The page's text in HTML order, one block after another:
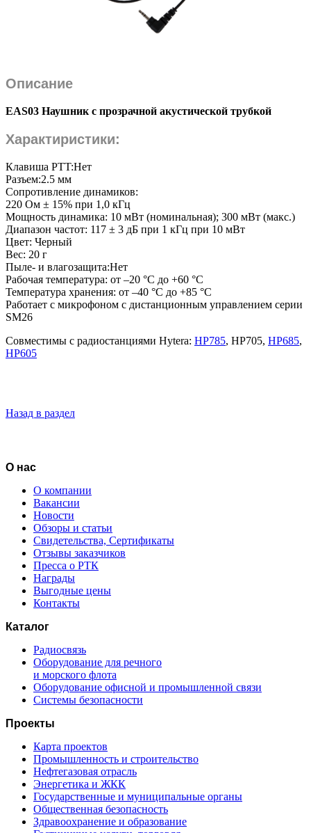
Описание
EAS03 Наушник с прозрачной акустической трубкой
Характиристики:
Клавиша PTT:Нет
Разъем:2.5 мм
Сопротивление динамиков:
220 Ом ± 15% при 1,0 кГц
Мощность динамика: 10 мВт (номинальная); 300 мВт (макс.)
Диапазон частот: 117 ± 3 дБ при 1 кГц при 10 мВт
Цвет: Черный
Вес: 20 г
Пыле- и влагозащита:Нет
Рабочая температура: от –20 °С до +60 °С
Температура хранения: от –40 °С до +85 °С
Работает с микрофоном с дистанционным управлением серии
SM26
Совместимы с радиостанциями Hytera: HP785, HP705, HP685,
HP605
Назад в раздел
О нас
О компании
Вакансии
Новости
Обзоры и статьи
Свидетельства, Сертификаты
Отзывы заказчиков
Пресса о РТК
Награды
Выгодные цены
Контакты
Каталог
Радиосвязь
Оборудование для речного
и морского флота
Оборудование офисной и промышленной связи
Системы безопасности
Проекты
Карта проектов
Промышленность и строительство
Нефтегазовая отрасль
Энергетика и ЖКК
Государственные и муниципальные органы
Общественная безопасность
Здравоохранение и образование